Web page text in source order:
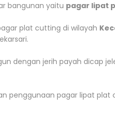
bangunan yaitu pagar lipat
plat cutting di wilayah
dengan jerih payah dicap
penggunaan pagar lipat plat